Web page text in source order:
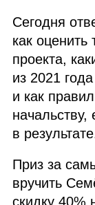
Сегодня
как оценить
проекта,
из 2021
и как
в
Приз за
вручить
скидку 40%